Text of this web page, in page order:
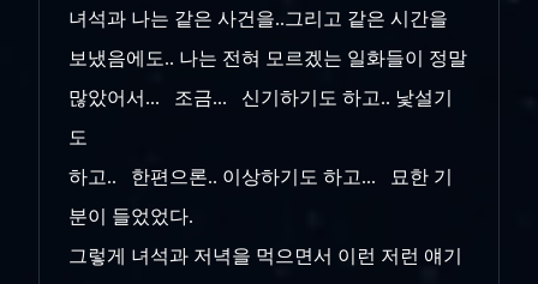
녀석과 나는 같은 사건을..그리고 같은 시간을
보냈음에도.. 나는 전혀 모르겠는 일화들이 정말
많았어서... 조금... 신기하기도 하고.. 낯설기
도
하고.. 한편으론.. 이상하기도 하고... 묘한 기
분이 들었었다.
그렇게 녀석과 저녁을 먹으면서 이런 저런 얘기